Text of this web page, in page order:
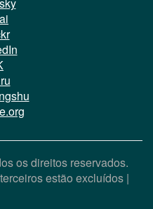
os direitos reservados.
estão excluídos |